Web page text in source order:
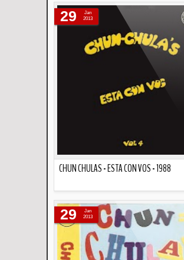
CHUN CHULAS - ESTA CON VOS - 1988
29
Jan
2013
29
Jan
2013